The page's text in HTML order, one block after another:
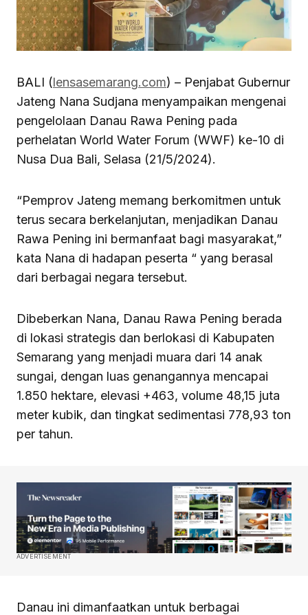
BALI (lensasemarang.com) – Penjabat Gubernur
Jateng Nana Sudjana menyampaikan mengenai
pengelolaan Danau Rawa Pening pada
perhelatan World Water Forum (WWF) ke-10 di
Nusa Dua Bali, Selasa (21/5/2024).
“Pemprov Jateng memang berkomitmen untuk
terus secara berkelanjutan, menjadikan Danau
Rawa Pening ini bermanfaat bagi masyarakat,”
kata Nana di hadapan peserta “ yang berasal
dari berbagai negara tersebut.
Dibeberkan Nana, Danau Rawa Pening berada
di lokasi strategis dan berlokasi di Kabupaten
Semarang yang menjadi muara dari 14 anak
sungai, dengan luas genangannya mencapai
1.850 hektare, elevasi +463, volume 48,15 juta
meter kubik, dan tingkat sedimentasi 778,93 ton
per tahun.
ADVERTISEMENT
Danau ini dimanfaatkan untuk berbagai